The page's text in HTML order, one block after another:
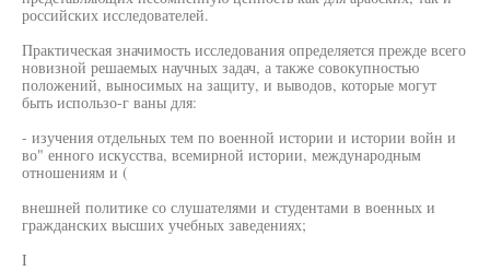
российских исследователей.
Практическая значимость исследования определяется прежде всего
новизной решаемых научных задач, а также совокупностью
положений, выносимых на защиту, и выводов, которые могут
быть использо-г ваны для:
- изучения отдельных тем по военной истории и истории войн и
во" енного искусства, всемирной истории, международным
отношениям и (
внешней политике со слушателями и студентами в военных и
гражданских высших учебных заведениях;
I